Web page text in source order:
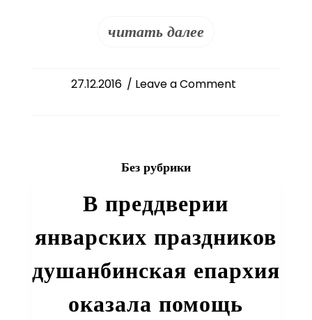
читать далее
27.12.2016 / Leave a Commenton
Священного
Русской
Православной
Церкви
Без рубрики
В преддверии
январских праздников
душанбинская епархия
оказала помощь